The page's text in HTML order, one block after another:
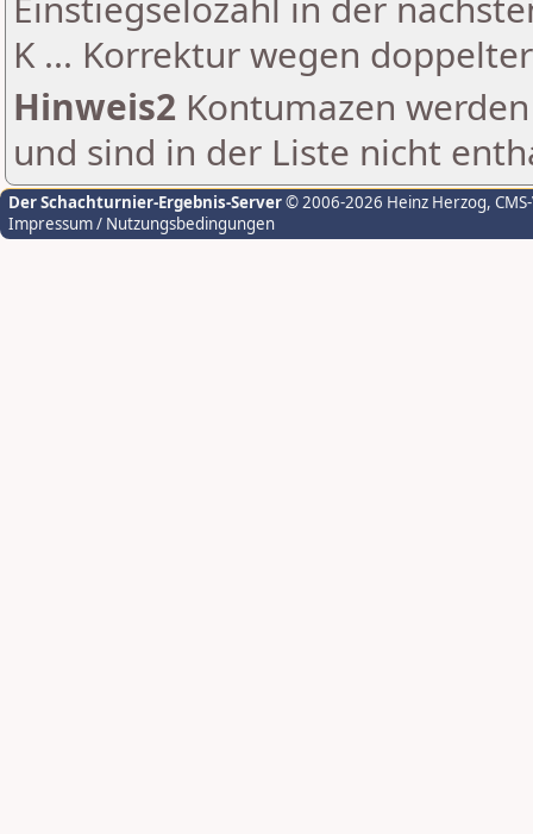
K ... Korrektur wegen
Hinweis2 Kontumazen
und sind in der Liste nicht
Der Schachturnier-Ergebnis-Server© 2006-2026 Heinz Herzog,
Impressum / Nutzungsbedingungen